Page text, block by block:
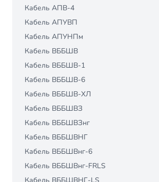
Кабель АПВ-4
Кабель АПУВП
Кабель АПУНПм
Кабель ВББШВ
Кабель ВББШВ-1
Кабель ВББШВ-6
Кабель ВББШВ-ХЛ
Кабель ВББШВЗ
Кабель ВББШВЗнг
Кабель ВББШВНГ
Кабель ВББШВнг-6
Кабель ВББШВнг-FRLS